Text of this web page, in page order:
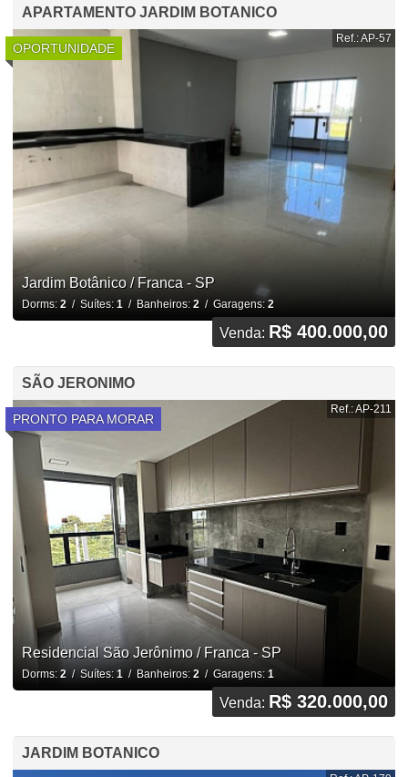
APARTAMENTO JARDIM BOTANICO
OPORTUNIDADE
Ref.: AP-57
Jardim Botânico / Franca - SP
Dorms: 2/ Suítes: 1 / Banheiros: 2/ Garagens: 2
Venda: R$ 400.000,00
SÃO JERONIMO
PRONTO PARA MORAR
Ref.: AP-211
Residencial São Jerônimo / Franca - SP
Dorms: 2/ Suítes: 1/ Banheiros: 2/ Garagens: 1
Venda: R$ 320.000,00
JARDIM BOTANICO